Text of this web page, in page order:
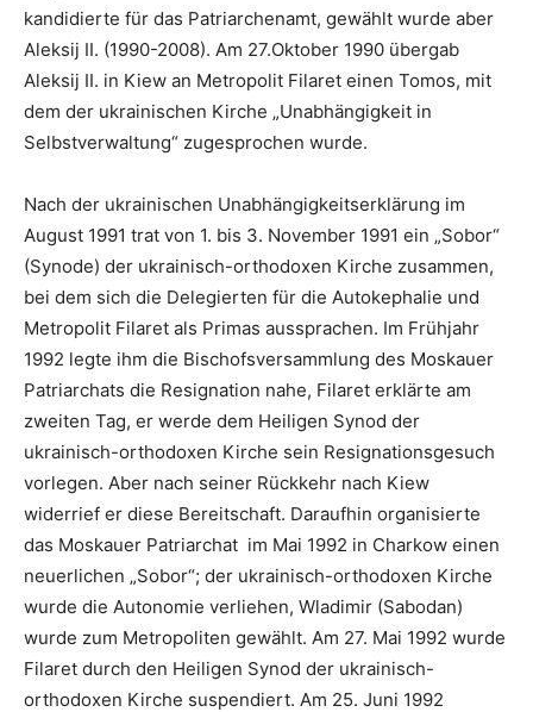
kandidierte für das Patriarchenamt, gewählt wurde aber
Aleksij II. (1990-2008). Am 27.Oktober 1990 übergab
Aleksij II. in Kiew an Metropolit Filaret einen Tomos, mit
dem der ukrainischen Kirche „Unabhängigkeit in
Selbstverwaltung“ zugesprochen wurde.
Nach der ukrainischen Unabhängigkeitserklärung im
August 1991 trat von 1. bis 3. November 1991 ein „Sobor“
(Synode) der ukrainisch-orthodoxen Kirche zusammen,
bei dem sich die Delegierten für die Autokephalie und
Metropolit Filaret als Primas aussprachen. Im Frühjahr
1992 legte ihm die Bischofsversammlung des Moskauer
Patriarchats die Resignation nahe, Filaret erklärte am
zweiten Tag, er werde dem Heiligen Synod der
ukrainisch-orthodoxen Kirche sein Resignationsgesuch
vorlegen. Aber nach seiner Rückkehr nach Kiew
widerrief er diese Bereitschaft. Daraufhin organisierte
das Moskauer Patriarchat im Mai 1992 in Charkow einen
neuerlichen „Sobor“; der ukrainisch-orthodoxen Kirche
wurde die Autonomie verliehen, Wladimir (Sabodan)
wurde zum Metropoliten gewählt. Am 27. Mai 1992 wurde
Filaret durch den Heiligen Synod der ukrainisch-
orthodoxen Kirche suspendiert. Am 25. Juni 1992